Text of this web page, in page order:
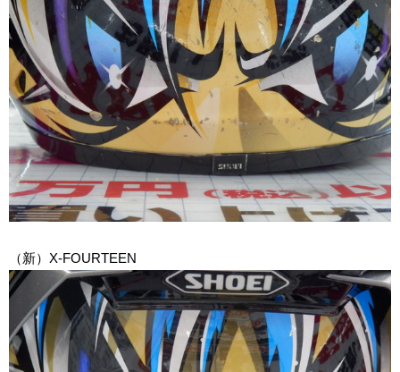
（新）X-FOURTEEN